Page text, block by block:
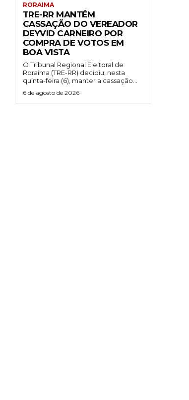
RORAIMA
TRE-RR MANTÉM
CASSAÇÃO DO VEREADOR
DEYVID CARNEIRO POR
COMPRA DE VOTOS EM
BOA VISTA
O Tribunal Regional Eleitoral de
Roraima (TRE-RR) decidiu, nesta
quinta-feira (6), manter a cassação...
6 de agosto de 2026